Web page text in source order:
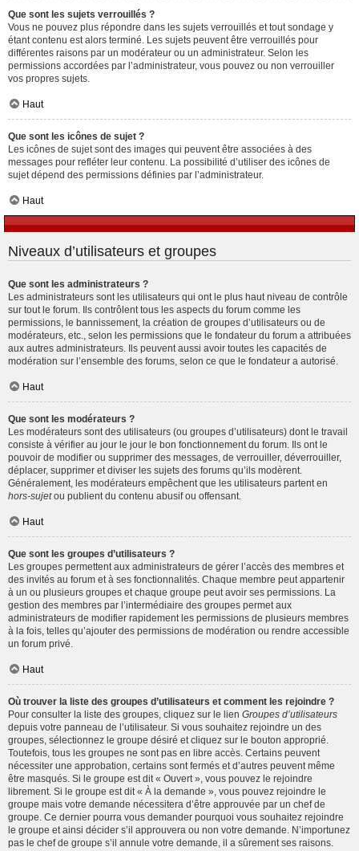
Que sont les sujets verrouillés ?
Vous ne pouvez plus répondre dans les sujets verrouillés et tout sondage y
étant contenu est alors terminé. Les sujets peuvent être verrouillés pour
différentes raisons par un modérateur ou un administrateur. Selon les
permissions accordées par l’administrateur, vous pouvez ou non verrouiller
vos propres sujets.
Haut
Que sont les icônes de sujet ?
Les icônes de sujet sont des images qui peuvent être associées à des
messages pour refléter leur contenu. La possibilité d’utiliser des icônes de
sujet dépend des permissions définies par l’administrateur.
Haut
Niveaux d’utilisateurs et groupes
Que sont les administrateurs ?
Les administrateurs sont les utilisateurs qui ont le plus haut niveau de contrôle
sur tout le forum. Ils contrôlent tous les aspects du forum comme les
permissions, le bannissement, la création de groupes d’utilisateurs ou de
modérateurs, etc., selon les permissions que le fondateur du forum a attribuées
aux autres administrateurs. Ils peuvent aussi avoir toutes les capacités de
modération sur l’ensemble des forums, selon ce que le fondateur a autorisé.
Haut
Que sont les modérateurs ?
Les modérateurs sont des utilisateurs (ou groupes d’utilisateurs) dont le travail
consiste à vérifier au jour le jour le bon fonctionnement du forum. Ils ont le
pouvoir de modifier ou supprimer des messages, de verrouiller, déverrouiller,
déplacer, supprimer et diviser les sujets des forums qu’ils modèrent.
Généralement, les modérateurs empêchent que les utilisateurs partent en
hors-sujetou publient du contenu abusif ou offensant.
Haut
Que sont les groupes d’utilisateurs ?
Les groupes permettent aux administrateurs de gérer l’accès des membres et
des invités au forum et à ses fonctionnalités. Chaque membre peut appartenir
à un ou plusieurs groupes et chaque groupe peut avoir ses permissions. La
gestion des membres par l’intermédiaire des groupes permet aux
administrateurs de modifier rapidement les permissions de plusieurs membres
à la fois, telles qu’ajouter des permissions de modération ou rendre accessible
un forum privé.
Haut
Où trouver la liste des groupes d’utilisateurs et comment les rejoindre ?
Pour consulter la liste des groupes, cliquez sur le lien Groupes d’utilisateurs
depuis votre panneau de l’utilisateur. Si vous souhaitez rejoindre un des
groupes, sélectionnez le groupe désiré et cliquez sur le bouton approprié.
Toutefois, tous les groupes ne sont pas en libre accès. Certains peuvent
nécessiter une approbation, certains sont fermés et d’autres peuvent même
être masqués. Si le groupe est dit « Ouvert », vous pouvez le rejoindre
librement. Si le groupe est dit « À la demande », vous pouvez rejoindre le
groupe mais votre demande nécessitera d’être approuvée par un chef de
groupe. Ce dernier pourra vous demander pourquoi vous souhaitez rejoindre
le groupe et ainsi décider s’il approuvera ou non votre demande. N’importunez
pas le chef de groupe s’il annule votre demande, il a sûrement ses raisons.